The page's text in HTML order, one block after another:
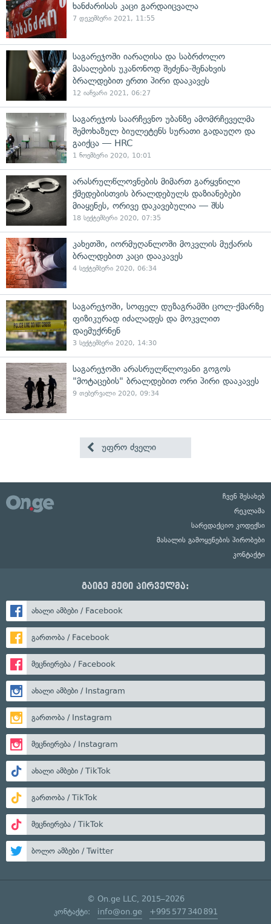
ხანძარისას კაცი გარდაიცვალა
7 დეკემბერი 2021, 11:55
საგარეჯოში იარაღისა და საბრძოლო
მასალების უკანონოდ შეძენა-შენახვის
ბრალდებით ერთი პირი დააკავეს
12 იანვარი 2021, 06:27
საგარეჯოს საარჩევნო უბანზე ამომრჩეველმა
შემოხაზულ ბიულეტენს სურათი გადაუღო და
გაიქცა — HRC
1 ნოემბერი 2020, 10:01
არასრულწლოვნების მიმართ გარყვნილი
ქმედებისთვის ბრალდებულს დაზიანებები
მიაყენეს, ორივე დაკავებულია — შსს
18 სექტემბერი 2020, 07:35
კახეთში, იორმუღანლოში მოკვლის მუქარის
ბრალდებით კაცი დააკავეს
4 სექტემბერი 2020, 06:34
საგარეჯოში, სოფელ დუზაგრამში ცოლ-ქმარზე
ფიზიკურად იძალადეს და მოკვლით
დაემუქრნენ
3 სექტემბერი 2020, 14:30
საგარეჯოში არასრულწლოვანი გოგოს
"მოტაცების" ბრალდებით ორი პირი დააკავეს
9 თებერვალი 2020, 09:34
უფრო ძველი
ჩვენ შესახებ
რეკლამა
სარედაქციო კოდექსი
მასალის გამოყენების პირობები
კონტაქტი
გაიგე მეტი პირველმა:
ახალი ამბები / Facebook
გართობა / Facebook
მეცნიერება / Facebook
ახალი ამბები / Instagram
გართობა / Instagram
მეცნიერება / Instagram
ახალი ამბები / TikTok
გართობა / TikTok
მეცნიერება / TikTok
ბოლო ამბები / Twitter
© On.ge LLC, 2015–2026
კონტაქტი: info@on.ge +995 577 340 891